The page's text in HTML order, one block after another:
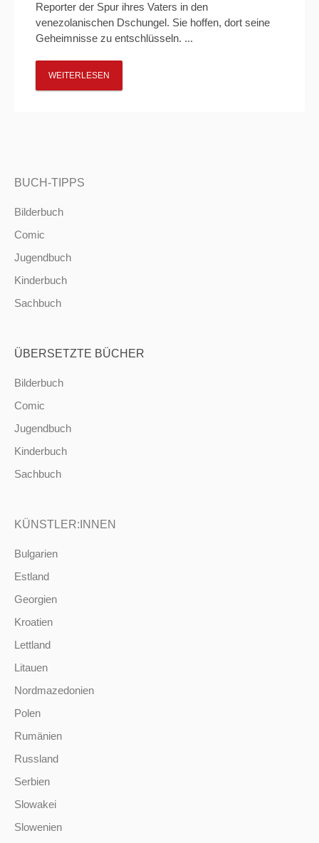
Reporter der Spur ihres Vaters in den
venezolanischen Dschungel. Sie hoffen, dort seine
Geheimnisse zu entschlüsseln. ...
WEITERLESEN
BUCH-TIPPS
Bilderbuch
Comic
Jugendbuch
Kinderbuch
Sachbuch
ÜBERSETZTE BÜCHER
Bilderbuch
Comic
Jugendbuch
Kinderbuch
Sachbuch
KÜNSTLER:INNEN
Bulgarien
Estland
Georgien
Kroatien
Lettland
Litauen
Nordmazedonien
Polen
Rumänien
Russland
Serbien
Slowakei
Slowenien